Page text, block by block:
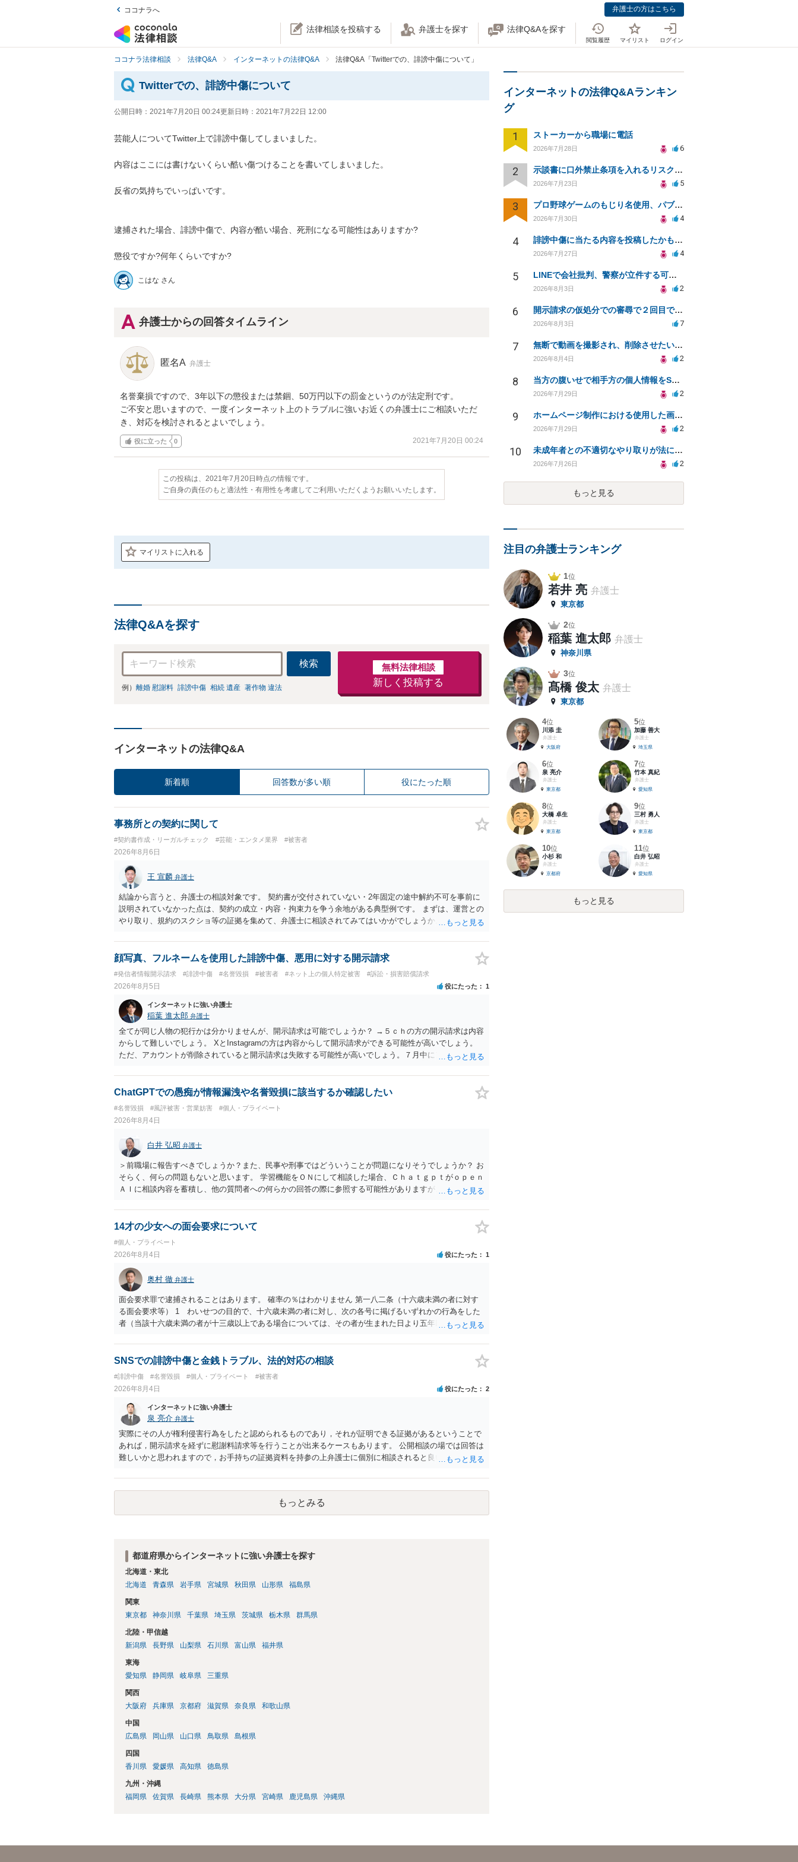
ココナラへ 弁護士の方はこちら
法律相談を投稿する 弁護士を探す 法律Q&Aを探す
閲覧履歴 マイリスト ログイン
ココナラ法律相談 法律Q&A インターネットの法律Q&A 法律Q&A「Twitterでの、誹謗中傷について」
Twitterでの、誹謗中傷について
公開日時： 2021年7月20日 00:24更新日時： 2021年7月22日 12:00
芸能人についてTwitter上で誹謗中傷してしまいました。
内容はここには書けないくらい酷い傷つけることを書いてしまいました。
反省の気持ちでいっぱいです。
逮捕された場合、誹謗中傷で、内容が酷い場合、死刑になる可能性はありますか?
懲役ですか?何年くらいですか?
こはな さん
弁護士からの回答タイムライン
匿名A 弁護士
名誉棄損ですので、3年以下の懲役または禁錮、50万円以下の罰金というのが法定刑です。
ご不安と思いますので、一度インターネット上のトラブルに強いお近くの弁護士にご相談いただ
き、対応を検討されるとよいでしょう。
役に立った 0 2021年7月20日 00:24
この投稿は、2021年7月20日時点の情報です。
ご自身の責任のもと適法性・有用性を考慮してご利用いただくようお願いいたします。
マイリストに入れる
法律Q&Aを探す
検索
例） 離婚 慰謝料 誹謗中傷 相続 遺産 著作物 違法
無料法律相談
新しく投稿する
インターネットの法律Q&A
新着順 回答数が多い順 役にたった順
事務所との契約に関して
#契約書作成・リーガルチェック #芸能・エンタメ業界 #被害者
2026年8月6日
王 宣麟 弁護士
結論から言うと、弁護士の相談対象です。 契約書が交付されていない・2年固定の途中解約不可を事前に
説明されていなかった点は、契約の成立・内容・拘束力を争う余地がある典型例です。 まずは、運営との
やり取り、規約のスクショ等の証拠を集めて、弁護士に相談されてみてはいかがでしょうか。 また同時並
顔写真、フルネームを使用した誹謗中傷、悪用に対する開示請求
#発信者情報開示請求 #誹謗中傷 #名誉毀損 #被害者 #ネット上の個人特定被害 #訴訟・損害賠償請求
2026年8月5日 役にたった 1
インターネットに強い弁護士
稲葉 進太郎 弁護士
全てが同じ人物の犯行かは分かりませんが、開示請求は可能でしょうか？ →５ｃｈの方の開示請求は内容
からして難しいでしょう。 XとInstagramの方は内容からして開示請求ができる可能性が高いでしょう。
ただ、アカウントが削除されていると開示請求は失敗する可能性が高いでしょう。７月中にアカウントが
相手に全ての弁護士費用を負担させることは可能でしょうか？ →訴訟外の交渉で相手方が認めれば負担さ
せることができるでしょう。訴訟で判決となった場合は、実際の弁護士費用が認められる場合と認められ
ChatGPTでの愚痴が情報漏洩や名誉毀損に該当するか確認したい
#名誉毀損 #風評被害・営業妨害 #個人・プライベート
2026年8月4日
白井 弘昭 弁護士
＞前職場に報告すべきでしょうか？また、民事や刑事ではどういうことが問題になりそうでしょうか？ お
そらく、何らの問題もないと思います。 学習機能をＯＮにして相談した場合、Ｃｈａｔｇｐｔがｏｐｅｎ
ＡＩに相談内容を蓄積し、他の質問者への何らかの回答の際に参照する可能性がありますが、個人名や会
ので、その情報自体が、秘密情報に当たるとは思えませんし、名誉棄損として、個人や会社に対する誹謗
中傷の不特定多数への公開に当たるとも思われません。 もちろん、誰がその内容をｃｈａｔｇｐｔに入力
して書き込んだとしても）、相談者さんが刑事民事の責任に問われることはないでしょう。 私見ながらご
参考まで。
14才の少女への面会要求について
#個人・プライベート
2026年8月4日 役にたった 1
奥村 徹 弁護士
面会要求罪で逮捕されることはあります。 確率の％はわかりません 第一八二条（十六歳未満の者に対す
る面会要求等） 1 わいせつの目的で、十六歳未満の者に対し、次の各号に掲げるいずれかの行為をした
者（当該十六歳未満の者が十三歳以上である場合については、その者が生まれた日より五年以上前の日に
又は誘惑して面会を要求すること。 二 拒まれたにもかかわらず、反復して面会を要求すること。 三
金銭その他の利益を供与し、又はその申込み若しくは約束をして面会を要求すること。 2前項の罪を犯
罰金に処する。
SNSでの誹謗中傷と金銭トラブル、法的対応の相談
#誹謗中傷 #名誉毀損 #個人・プライベート #被害者
2026年8月4日 役にたった 2
インターネットに強い弁護士
泉 亮介 弁護士
実際にその人が権利侵害行為をしたと認められるものであり，それが証明できる証拠があるということで
あれば，開示請求を経ずに慰謝料請求等を行うことが出来るケースもあります。 公開相談の場では回答は
難しいかと思われますので，お手持ちの証拠資料を持参の上弁護士に個別に相談されると良いでしょう。
もっとみる
都道府県からインターネットに強い弁護士を探す
北海道・東北
北海道
青森県 岩手県 宮城県 秋田県 山形県 福島県
関東
東京都
神奈川県 千葉県 埼玉県 茨城県 栃木県 群馬県
北陸・甲信越
新潟県
長野県 山梨県 石川県 富山県 福井県
東海
愛知県
静岡県 岐阜県 三重県
関西
大阪府
兵庫県 京都府 滋賀県 奈良県 和歌山県
中国
広島県
岡山県 山口県 鳥取県 島根県
四国
香川県
愛媛県 高知県 徳島県
九州・沖縄
福岡県
佐賀県 長崎県 熊本県 大分県 宮崎県 鹿児島県 沖縄県
インターネットの法律Q&Aランキン
グ
1 ストーカーから職場に電話
2026年7月28日 6
2 示談書に口外禁止条項を入れるリスクはありますか？
2026年7月23日 5
3 プロ野球ゲームのもじり名使用、パブリシティ権の影響は？
2026年7月30日 4
4 誹謗中傷に当たる内容を投稿したかもしれない。開示請求や民事刑事裁判に発展しうるのか教えて欲しい。
2026年7月27日 4
5 LINEで会社批判、警察が立件する可能性は？
2026年8月3日 2
6 開示請求の仮処分での審尋で２回目で終わらない場合どうしたらいいですか
2026年8月3日 7
7 無断で動画を撮影され、削除させたいが連絡が返ってこない。
2026年8月4日 2
8 当方の腹いせで相手方の個人情報をSNSで晒してしまい名誉毀損させてしまったかもしれない
2026年7月29日 2
9 ホームページ制作における使用した画像や文章の著作権について
2026年7月29日 2
10 未成年者との不適切なやり取りが法に触れる可能性と対処法
2026年7月26日 2
もっと見る
注目の弁護士ランキング
1位
若井 亮 弁護士
東京都
2位
稲葉 進太郎 弁護士
神奈川県
3位
髙橋 俊太 弁護士
東京都
4位
川添 圭
弁護士
大阪府
5位
加藤 善大
弁護士
埼玉県
6位
泉 亮介
弁護士
東京都
7位
竹本 真紀
弁護士
愛知県
8位
大橋 卓生
弁護士
東京都
9位
三村 勇人
弁護士
東京都
10位
小杉 和
弁護士
京都府
11位
白井 弘昭
弁護士
愛知県
もっと見る